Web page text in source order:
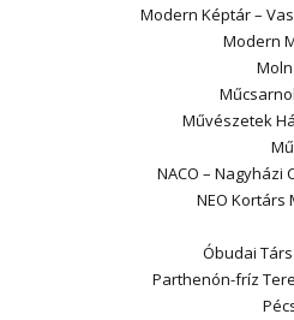
Modern Képtár –
Modern
Művészetek
NACO – Nagyházi
NEO Kortárs
Óbudai
Parthenón-fríz